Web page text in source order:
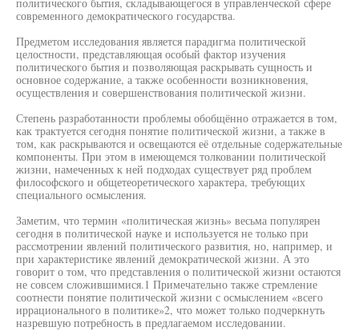
современного демократического государства.
Предметом исследования является парадигма политической
целостности, представляющая особый фактор изучения
политического бытия и позволяющая раскрывать сущность и
основное содержание, а также особенности возникновения,
осуществления и совершенствования политической жизни.
Степень разработанности проблемы обобщённо отражается в том,
как трактуется сегодня понятие политической жизни, а также в
том, как раскрываются и освещаются её отдельные содержательные
компоненты. При этом в имеющемся толковании политической
жизни, намеченных к ней подходах существует ряд проблем
философского и общетеоретического характера, требующих
специального осмысления.
Заметим, что термин «политическая жизнь» весьма популярен
сегодня в политической науке и используется не только при
рассмотрении явлений политического развития, но, например, и
при характеристике явлений демократической жизни. А это
говорит о том, что представления о политической жизни остаются
не совсем сложившимися.1 Примечательно также стремление
соотнести понятие политической жизни с осмыслением «всего
иррационального в политике»2, что может только подчеркнуть
назревшую потребность в предлагаемом исследовании.